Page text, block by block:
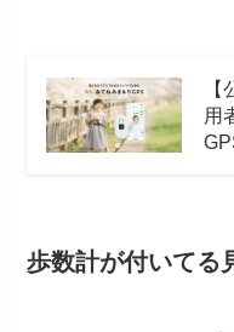
用
歩数計が付いてる